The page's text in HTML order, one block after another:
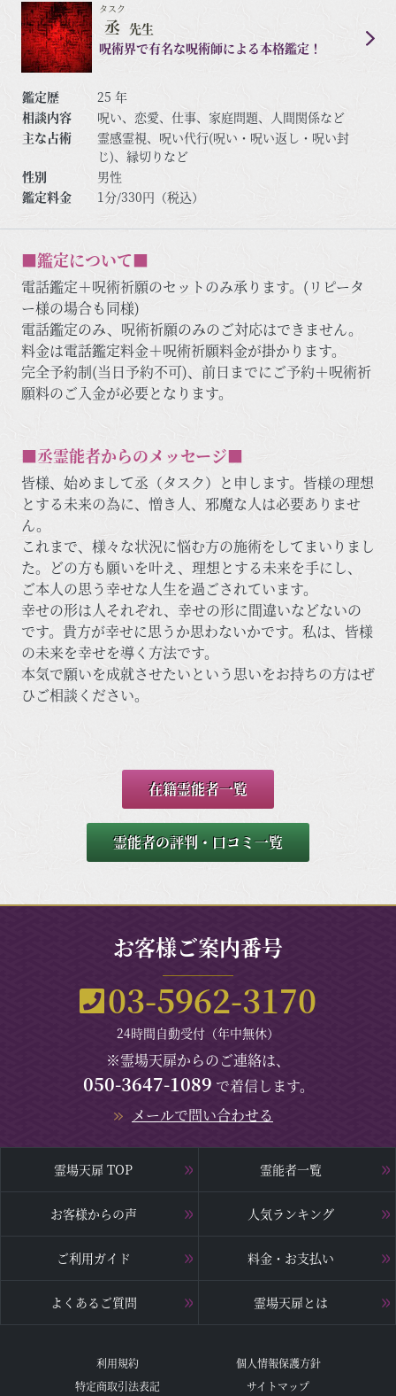
丞
タスク
先生
呪術界で有名な呪術師による本格鑑定！
鑑定歴
25 年
相談内容
呪い、恋愛、仕事、家庭問題、人間関係など
主な占術
霊感霊視、呪い代行(呪い・呪い返し・呪い封
じ)、縁切りなど
性別
男性
鑑定料金
1分/330円（税込）
■鑑定について■
電話鑑定＋呪術祈願のセットのみ承ります。(リピータ
ー様の場合も同様)
電話鑑定のみ、呪術祈願のみのご対応はできません。
料金は電話鑑定料金＋呪術祈願料金が掛かります。
完全予約制(当日予約不可)、前日までにご予約＋呪術祈
願料のご入金が必要となります。
■丞霊能者からのメッセージ■
皆様、始めまして丞（タスク）と申します。皆様の理想
とする未来の為に、憎き人、邪魔な人は必要ありませ
ん。
これまで、様々な状況に悩む方の施術をしてまいりまし
た。どの方も願いを叶え、理想とする未来を手にし、
ご本人の思う幸せな人生を過ごされています。
幸せの形は人それぞれ、幸せの形に間違いなどないの
です。貴方が幸せに思うか思わないかです。私は、皆様
の未来を幸せを導く方法です。
本気で願いを成就させたいという思いをお持ちの方はぜ
ひご相談ください。
在籍霊能者一覧
霊能者の評判・口コミ一覧
お客様ご案内番号
03-5962-3170
24時間自動受付（年中無休）
※霊場天扉からのご連絡は、
050-3647-1089 で着信します。
メールで問い合わせる
霊場天扉 TOP 霊能者一覧
お客様からの声 人気ランキング
ご利用ガイド 料金・お支払い
よくあるご質問 霊場天扉とは
利用規約
特定商取引法表記
個人情報保護方針
サイトマップ